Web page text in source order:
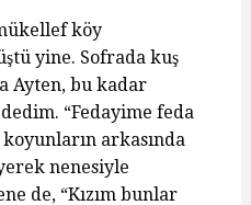
köy
yine. Sofrada kuş
Ayten, bu kadar
“Fedayime feda
arkasında
nenesiyle
de, “Kızım bunlar